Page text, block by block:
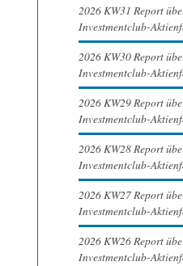
2026 KW31 Report
Investmentclub-
2026 KW30 Report
Investmentclub-
2026 KW29 Report
Investmentclub-
2026 KW28 Report
Investmentclub-
2026 KW27 Report
Investmentclub-
2026 KW26 Report
Investmentclub-